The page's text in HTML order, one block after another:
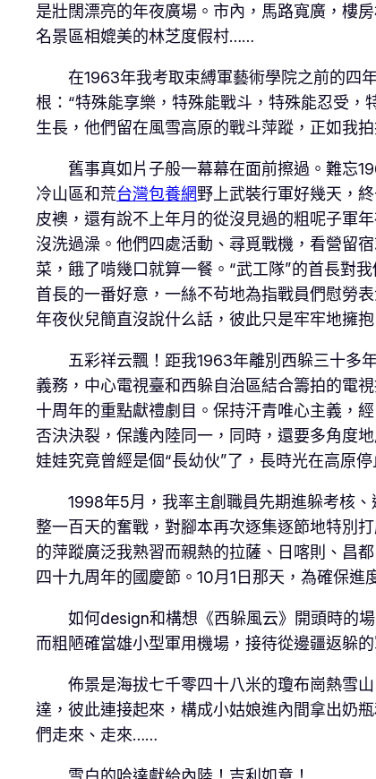
是壯闊漂亮的年夜廣場。市內，馬路寬廣，樓
名景區相媲美的林芝度假村……
在1963年我考取束縛軍藝術學院之前的四年
根：“特殊能享樂，特殊能戰斗，特殊能忍受
生長，他們留在風雪高原的戰斗萍蹤，正如我
舊事真如片子般一幕幕在面前擦過。難忘
冷山區和荒台灣包養網野上武裝行軍好幾天，
皮襖，還有說不上年月的從沒見過的粗呢子軍
沒洗過澡。他們四處活動、尋覓戰機，看營留
菜，餓了啃幾口就算一餐。“武工隊”的首長對
首長的一番好意，一絲不茍地為指戰員們慰勞
年夜伙兒簡直沒說什么話，彼此只是牢牢地擁
五彩祥云飄！距我1963年離別西躲三十多
義務，中心電視臺和西躲自治區結合籌拍的電
十周年的重點獻禮劇目。保持汗青唯心主義，
否決決裂，保護內陸同一，同時，還要多角度
娃娃究竟曾經是個“長幼伙”了，長時光在高原
1998年5月，我率主創職員先期進躲考核、
整一百天的奮戰，對腳本再次逐集逐節地特別
的萍蹤廣泛我熟習而親熱的拉薩、日喀則、昌
四十九周年的國慶節。10月1日那天，為確保進
如何design和構想《西躲風云》開頭時的場
而粗陋確當雄小型軍用機場，接待從邊疆返躲
佈景是海拔七千零四十八米的瓊布崗熱雪山
達，彼此連接起來，構成小姑娘進內間拿出奶
們走來、走來……